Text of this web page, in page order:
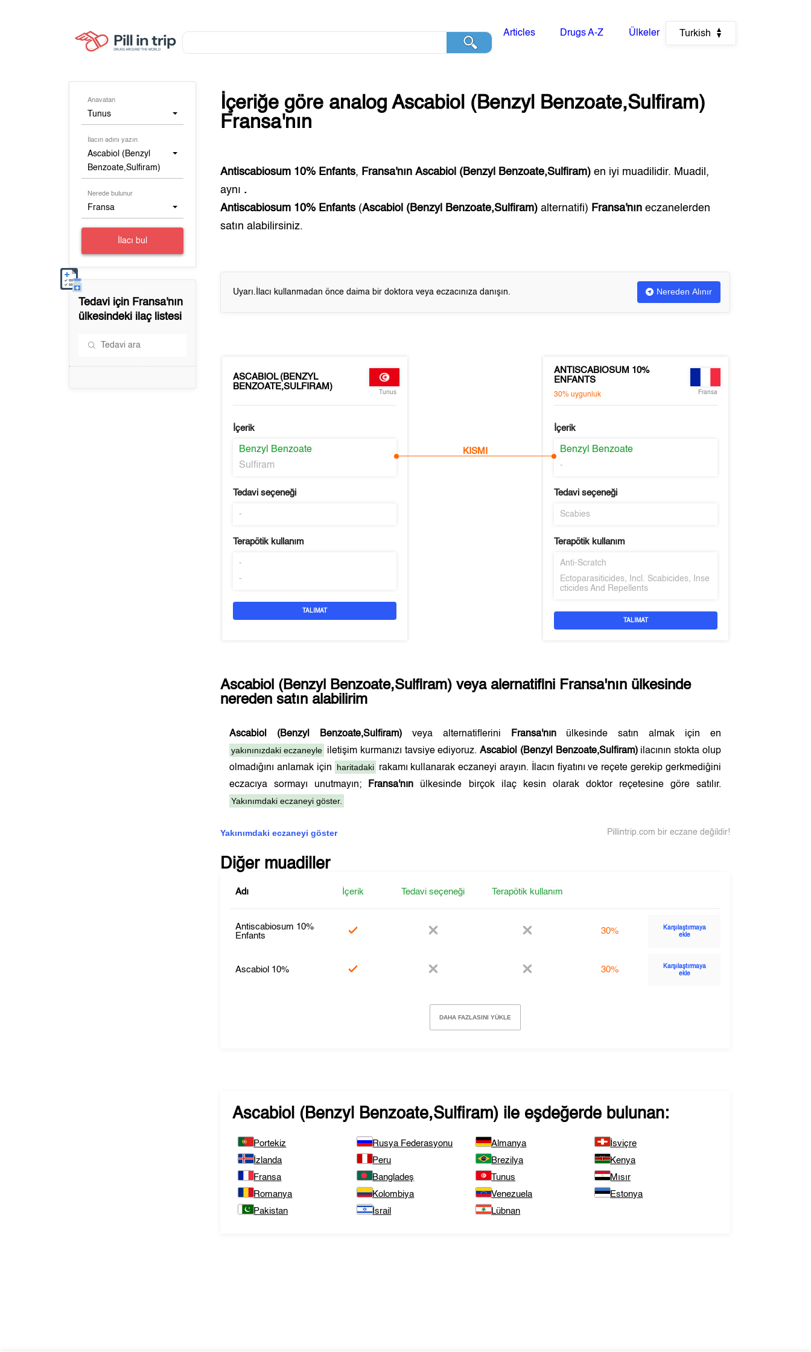
Articles Drugs A-Z Ülkeler Turkish
Anavatan
Tunus
İlacın adını yazın
Ascabiol (Benzyl
Benzoate,Sulfiram)
Nerede bulunur
Fransa
İlacı bul
Tedavi için Fransa'nın
ülkesindeki ilaç listesi
İçeriğe göre analogAscabiol (Benzyl Benzoate,Sulfiram)
Fransa'nın
Antiscabiosum 10% Enfants, Fransa'nın Ascabiol (Benzyl Benzoate,Sulfiram) en iyi muadilidir. Muadil,
aynı .
Antiscabiosum 10% Enfants (Ascabiol (Benzyl Benzoate,Sulfiram) alternatifi) Fransa'nın eczanelerden
satın alabilirsiniz.
Uyarı.İlacı kullanmadan önce daima bir doktora veya eczacınıza danışın. Nereden Alınır
ASCABIOL (BENZYL
BENZOATE,SULFIRAM)
Tunus
İçerik
Benzyl Benzoate
Sulfiram
Tedavi seçeneği
-
Terapötik kullanım
-
-
TALIMAT
KISMI
ANTISCABIOSUM 10%
ENFANTS
30% uygunluk Fransa
İçerik
Benzyl Benzoate
-
Tedavi seçeneği
Scabies
Terapötik kullanım
Anti-Scratch
Ectoparasiticides, Incl. Scabicides, Inse
cticides And Repellents
TALIMAT
Ascabiol (Benzyl Benzoate,Sulfiram) veya alernatifini Fransa'nın ülkesinde
nereden satın alabilirim
Ascabiol (Benzyl Benzoate,Sulfiram) veya alternatiflerini Fransa'nınülkesinde satın almak için en
yakınınızdaki eczaneyle iletişim kurmanızı tavsiye ediyoruz.Ascabiol (Benzyl Benzoate,Sulfiram)ilacının stokta olup
olmadığını anlamak için
haritadaki rakamı kullanarak eczaneyi arayın. İlacın fiyatını ve reçete gerekip gerkmediğini
eczacıya sormayı unutmayın;
Fransa'nın ülkesinde birçok ilaç kesin olarak doktor reçetesine göre satılır.
Yakınımdaki eczaneyi göster.
Yakınımdaki eczaneyi göster Pillintrip.com bir eczane değildir!
Diğer muadiller
Adı İçerik Tedavi seçeneği Terapötik kullanım
Antiscabiosum 10%
Enfants
30%
Karşılaştırmaya
ekle
Ascabiol 10% 30%
Karşılaştırmaya
ekle
DAHA FAZLASINI YÜKLE
Ascabiol (Benzyl Benzoate,Sulfiram) ile eşdeğerde bulunan:
Portekiz Rusya Federasyonu Almanya
İsviçre
İzlanda
Peru Brezilya
Kenya
Fransa
Bangladeş Tunus
Mısır
Romanya
Kolombiya Venezuela
Estonya
Pakistan
İsrail Lübnan